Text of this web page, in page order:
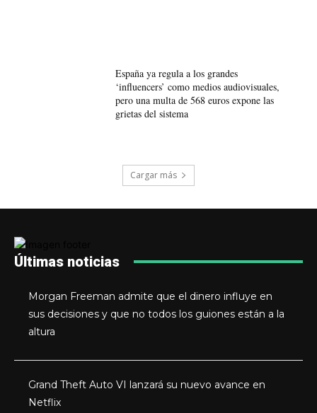
España ya regula a los grandes
‘influencers’ como medios audiovisuales,
pero una multa de 568 euros expone las
grietas del sistema
Cargar más
Últimas noticias
Morgan Freeman admite que el dinero influye en
sus decisiones y que no todos los guiones están a la
altura
Grand Theft Auto VI lanzará su nuevo avance en
Netflix